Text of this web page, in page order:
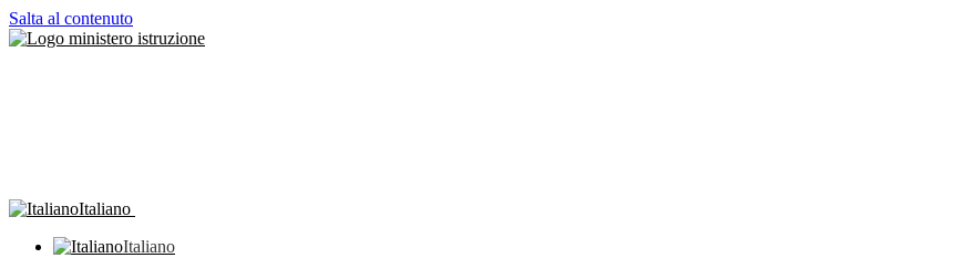
Salta al contenuto
Italiano
Italiano